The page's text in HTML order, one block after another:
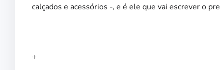
calçados e acessórios -, e é ele que vai escrever o
+